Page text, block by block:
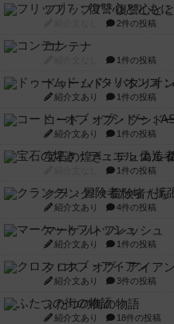
フリップ７：復讐心と
2件の投稿
コンテナ
1件の投稿
ドゥームド・バタリオ
紹介文あり 1件の投稿
コード・オブ・ブシド
紹介文あり 1件の投稿
宝石の煌き：デュエル
1件の投稿
クランク! ：冒険者たち
紹介文あり 4件の投稿
マーケットフレッシュ
紹介文あり 1件の投稿
クロス・オブ・アイアン
紹介文あり 3件の投稿
ふたつの街の物語
紹介文あり 18件の投稿